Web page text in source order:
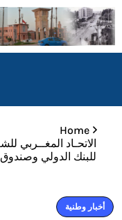
Home
الاتحـاد المغــربي
للبنك الدولي
أخبار وطنية